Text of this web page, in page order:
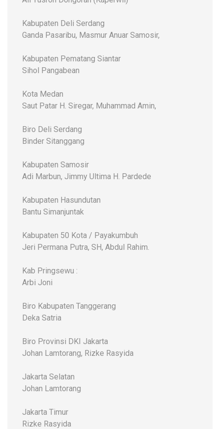
Kabupaten Deli Serdang
Ganda Pasaribu, Masmur Anuar Samosir,
Kabupaten Pematang Siantar
Sihol Pangabean
Kota Medan
Saut Patar H. Siregar, Muhammad Amin,
Biro Deli Serdang
Binder Sitanggang
Kabupaten Samosir
Adi Marbun, Jimmy Ultima H. Pardede
Kabupaten Hasundutan
Bantu Simanjuntak
Kabupaten 50 Kota / Payakumbuh
Jeri Permana Putra, SH, Abdul Rahim.
Kab Pringsewu :
Arbi Joni
Biro Kabupaten Tanggerang
Deka Satria
Biro Provinsi DKI Jakarta
Johan Lamtorang, Rizke Rasyida
Jakarta Selatan
Johan Lamtorang
Jakarta Timur
Rizke Rasyida